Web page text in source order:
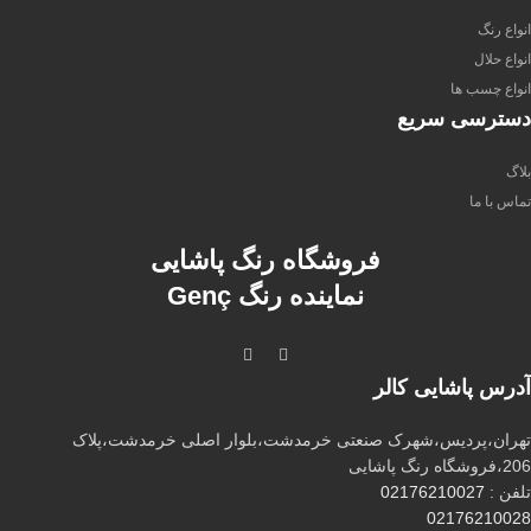
انواع رنگ
انواع حلال
انواع چسب ها
دسترسی سریع
بلاگ
تماس با ما
فروشگاه رنگ پاشایی
نماینده رنگ Genç
آدرس پاشایی کالر
تهران،پردیس،شهرک صنعتی خرمدشت،بلوار اصلی خرمدشت،پلاک
206،فروشگاه رنگ پاشایی
تلفن : 02176210027
02176210028